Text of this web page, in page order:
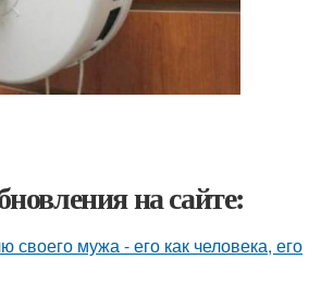
на сайте:
своего мужа - его как человека, его